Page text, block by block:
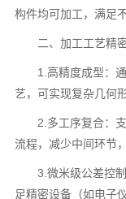
构件均可加工，满足
二、加工工艺精
1.高精度成型：
艺，可实现复杂几何
2.多工序复合：
流程，减少中间环节
3.微米级公差控
足精密设备（如电子